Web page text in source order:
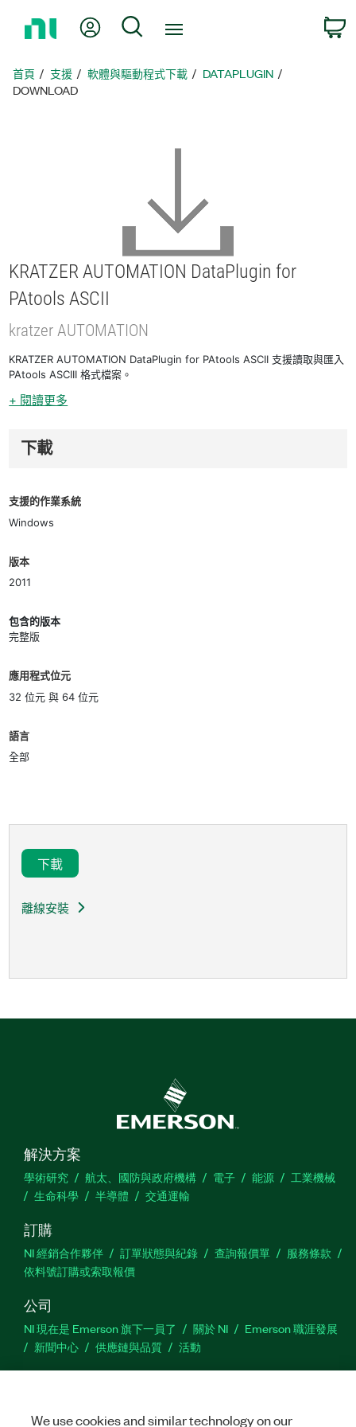
頁
我的帳號 搜尋
首頁 支援 軟體與驅動程式下載
DATAPLUGIN
DOWNLOAD
KRATZER AUTOMATION DataPlugin for
PAtools ASCII
kratzer AUTOMATION
KRATZER AUTOMATION DataPlugin for PAtools ASCII 支援讀取與匯入
PAtools ASCIII 格式檔案。
+ 閱讀更多
下載
支援的作業系統
Windows
版本
2011
包含的版本
完整版
應用程式位元
32 位元 與 64 位元
語言
全部
下載
離線安裝
解決方案
學術研究 航太、國防與政府機構 電子 能源
工業機械
生命科學
半導體 交通運輸
訂購
NI 經銷合作夥伴 訂單狀態與紀錄 查詢報價單
服務條款
依料號訂購或索取報價
公司
NI 現在是 Emerson 旗下一員了 關於 NI
Emerson 職涯發展
新聞中心
供應鏈與品質 活動
站建議
We use cookies and similar technology on our